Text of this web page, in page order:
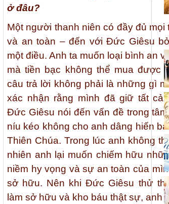
ở đâu?
Một người thanh niên có đầy đủ
và an toàn – đến với Đức Giêsu
một điều. Anh ta muốn loại bình an
mà tiền bạc không thể mua được
câu trả lời không phải là những gì
xác nhận rằng mình đã giữ tất cả
Đức Giêsu nói đến vấn đề trong
níu kéo không cho anh dâng hiến
Thiên Chúa. Trong lúc anh không
nhiên anh lại muốn chiếm hữu
niềm hy vọng và sự an toàn của
sở hữu. Nên khi Đức Giêsu thử
làm sở hữu và kho báu thật sự, anh